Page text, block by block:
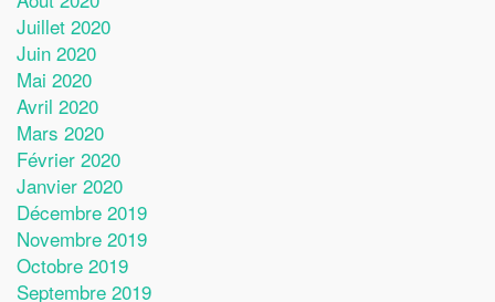
Juillet 2020
Juin 2020
Mai 2020
Avril 2020
Mars 2020
Février 2020
Janvier 2020
Décembre 2019
Novembre 2019
Octobre 2019
Septembre 2019